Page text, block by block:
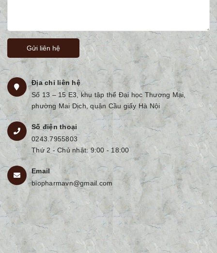
Gửi liên hệ
Địa chỉ liên hệ
Số 13 – 15 E3, khu tập thể Đại học Thương Mại,
phường Mai Dịch, quận Cầu giấy Hà Nội
Số điện thoại
0243.7955803
Thứ 2 - Chủ nhật: 9:00 - 18:00
Email
biopharmavn@gmail.com